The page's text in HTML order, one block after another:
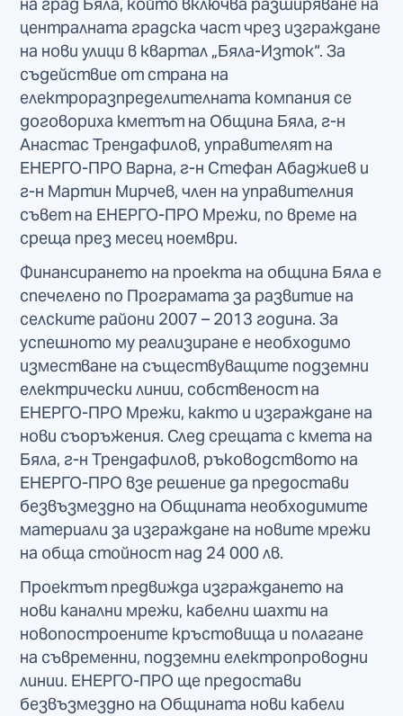
на град Бяла, който включва разширяване на
централната градска част чрез изграждане
на нови улици в квартал „Бяла-Изток“. За
съдействие от страна на
електроразпределителната компания се
договориха кметът на Община Бяла, г-н
Анастас Трендафилов, управителят на
ЕНЕРГО-ПРО Варна, г-н Стефан Абаджиев и
г-н Мартин Мирчев, член на управителния
съвет на ЕНЕРГО-ПРО Мрежи, по време на
среща през месец ноември.
Финансирането на проекта на община Бяла е
спечелено по Програмата за развитие на
селските райони 2007 – 2013 година. За
успешното му реализиране е необходимо
изместване на съществуващите подземни
електрически линии, собственост на
ЕНЕРГО-ПРО Мрежи, както и изграждане на
нови съоръжения. След срещата с кмета на
Бяла, г-н Трендафилов, ръководството на
ЕНЕРГО-ПРО взе решение да предостави
безвъзмездно на Общината необходимите
материали за изграждане на новите мрежи
на обща стойност над 24 000 лв.
Проектът предвижда изграждането на
нови канални мрежи, кабелни шахти на
новопостроените кръстовища и полагане
на съвременни, подземни електропроводни
линии. ЕНЕРГО-ПРО ще предостави
безвъзмездно на Общината нови кабели